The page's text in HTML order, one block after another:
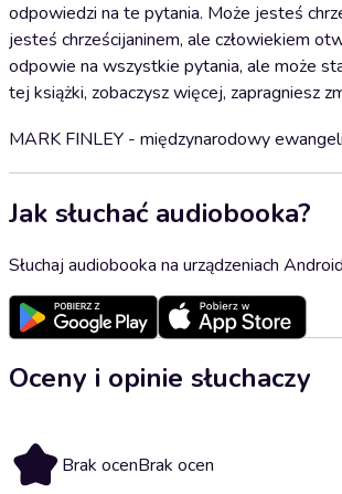
odpowiedzi na te pytania. Może jesteś
jesteś chrześcijaninem, ale człowiekiem
odpowie na wszystkie pytania, ale może
tej książki, zobaczysz więcej, zapragniesz
MARK FINLEY - międzynarodowy
Jak słuchać audiobooka?
Słuchaj audiobooka na urządzeniach
Oceny i opinie słuchaczy
Brak ocenBrak ocen